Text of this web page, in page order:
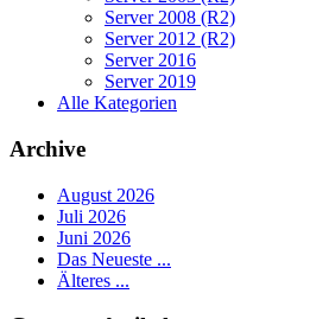
Server 2008 (R2)
Server 2012 (R2)
Server 2016
Server 2019
Alle Kategorien
Archive
August 2026
Juli 2026
Juni 2026
Das Neueste ...
Älteres ...